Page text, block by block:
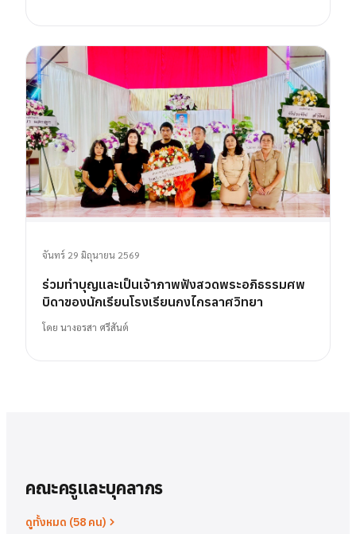
จันทร์ 29 มิถุนายน 2569
ร่วมทำบุญและเป็นเจ้าภาพฟังสวดพระอภิธรรมศพ
บิดาของนักเรียนโรงเรียนกงไกรลาศวิทยา
โดย นางอรสา ศรีสันต์
คณะครูและบุคลากร
ดูทั้งหมด (58 คน)